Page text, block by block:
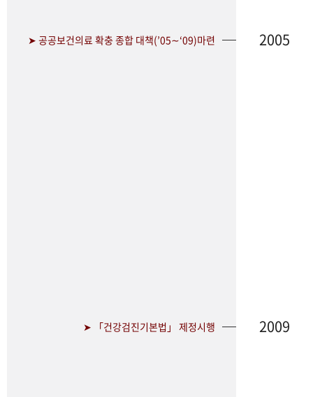
➤ 공공보건의료 확충 종합 대책(’05∼‘09)마련 2005
➤ 「건강검진기본법」 제정시행 2009